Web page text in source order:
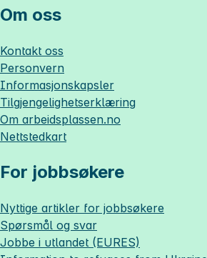
Om oss
Kontakt oss
Personvern
Informasjonskapsler
Tilgjengelighetserklæring
Om arbeidsplassen.no
Nettstedkart
For jobbsøkere
Nyttige artikler for jobbsøkere
Spørsmål og svar
Jobbe i utlandet (EURES)